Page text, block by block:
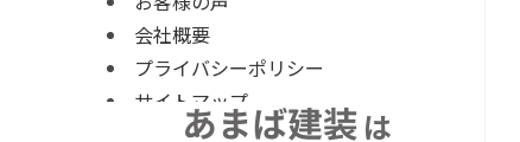
会社概要
プライバシーポリシー
サイトマップ